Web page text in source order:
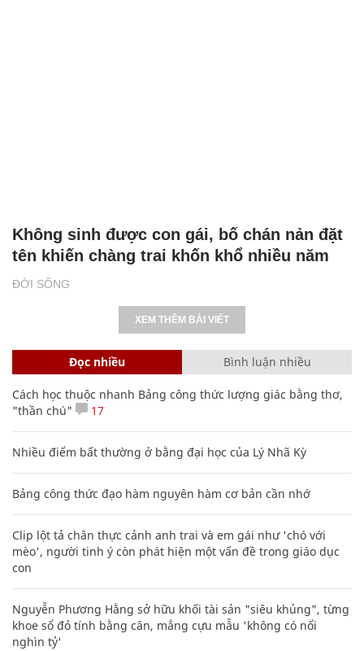
ĐỜI SỐNG
Không sinh được con gái, bố chán nản đặt
tên khiến chàng trai khốn khổ nhiều năm
XEM THÊM BÀI VIẾT
Đọc nhiều Bình luận nhiều
Cách học thuộc nhanh Bảng công thức lượng giác bằng thơ,
"thần chú"
17
Nhiều điểm bất thường ở bằng đại học của Lý Nhã Kỳ
Bảng công thức đạo hàm nguyên hàm cơ bản cần nhớ
Clip lột tả chân thực cảnh anh trai và em gái như 'chó với
mèo', người tinh ý còn phát hiện một vấn đề trong giáo dục
con
Nguyễn Phương Hằng sở hữu khối tài sản "siêu khủng", từng
khoe sổ đỏ tính bằng cân, mắng cựu mẫu 'không có nổi
nghìn tỷ'